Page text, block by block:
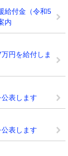
給付金（令和5
内
円を給付しま
表します
表します